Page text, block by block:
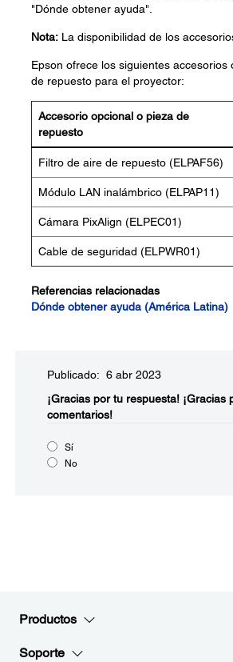
"Dónde obtener ayuda".
Nota: La disponibilidad de los
Epson ofrece los siguientes accesorios
de repuesto para el proyector:
Accesorio opcional o pieza de
repuesto
Filtro de aire de repuesto (ELPAF56)
Módulo LAN inalámbrico (ELPAP11)
Cámara PixAlign (ELPEC01)
Cable de seguridad (ELPWR01)
Referencias relacionadas
Dónde obtener ayuda (América Latina)
Publicado: 6 abr 2023
¡Gracias por tu respuesta! ¡Gracias
comentarios!
Sí
No
Productos
Soporte